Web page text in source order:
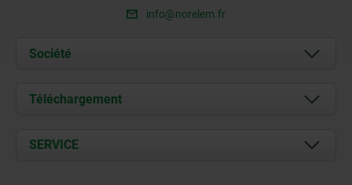
info@norelem.fr
Société
À propos de nous
Contact
Téléchargement
Documents
SERVICE